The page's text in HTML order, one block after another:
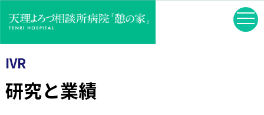
IVR
研究と業績